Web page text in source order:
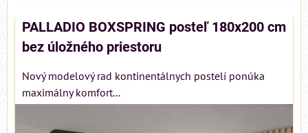
PALLADIO BOXSPRING posteľ 180x200 cm
bez úložného priestoru
Nový modelový rad kontinentálnych postelí ponúka
maximálny komfort...